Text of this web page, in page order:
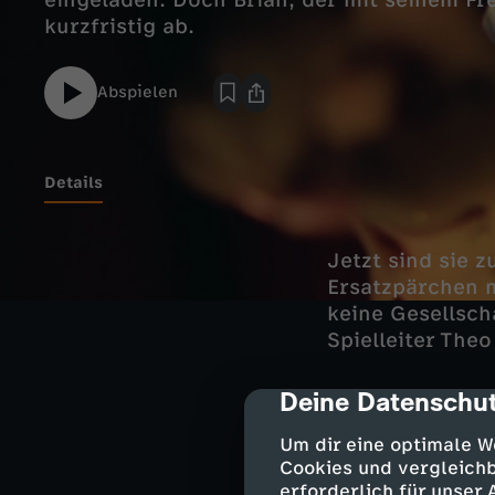
cmp-dialog-
Deine
Um dir eine optimale
Cookies und
kurzfristig ab.
Abspielen
Details
Jetzt sind sie
Ersatzpärchen
keine
Spielleiter
Darsteller
Andi